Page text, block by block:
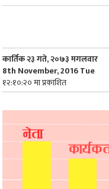
कार्तिक २३ गते, २०७३ मगलवार
8th November, 2016 Tue
१२:१०:२० मा प्रकाशित